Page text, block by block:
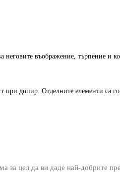
неговите въображение, търпение и
при допир. Отделните елементи са
цел да ви даде най-добрите